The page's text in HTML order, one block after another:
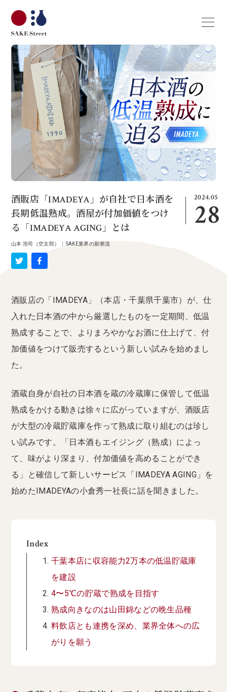
2024.05
28
酒販店「IMADEYA」が自社で日本酒を
長期低温熟成。酒屋が付加価値をつけ
る「IMADEYA AGING」とは
山本 浩司（空太郎） SAKE業界の新潮流
酒販店の「IMADEYA」（本店・千葉県千葉市）が、仕
入れた日本酒の中から厳選したものを一定期間、低温
熟成することで、よりまろやかなお酒に仕上げて、付
加価値をつけて販売するという新しい試みを始めまし
た。
酒蔵自身が自社の日本酒を蔵の冷蔵庫に保管して低温
熟成をかける動きは徐々に広がっていますが、酒販店
が大型の冷蔵貯蔵庫を作って熟成に取り組むのは珍し
い試みです。「日本酒もエイジング（熟成）によっ
て、味がより深まり、付加価値を高めることができ
る」と確信して新しいサービス「IMADEYA AGING」を
始めたIMADEYAの小倉秀一社長に話を聞きました。
Index
千葉本店に収容能力2万本の低温貯蔵庫
を建設
4〜5℃の貯蔵で熟成を目指す
熟成向きなのは山田錦などの晩生品種
料飲店とも連携を深め、業界全体への広
がりを願う